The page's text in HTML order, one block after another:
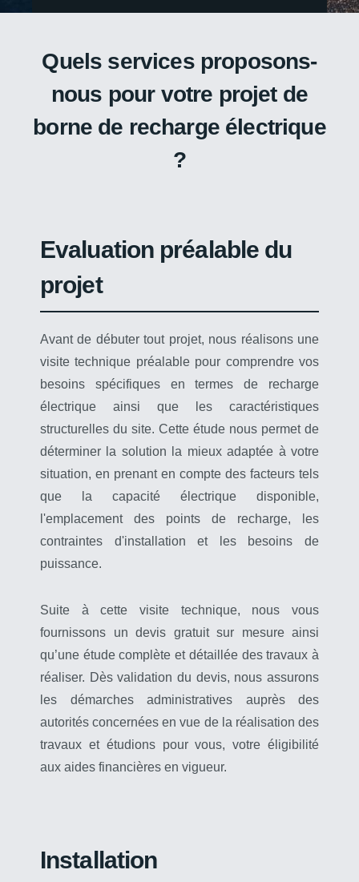
Quels services proposons-
nous pour votre projet de
borne de recharge électrique
?
Evaluation préalable du
projet
Avant de débuter tout projet, nous réalisons une
visite technique préalable pour comprendre vos
besoins spécifiques en termes de recharge
électrique ainsi que les caractéristiques
structurelles du site. Cette étude nous permet de
déterminer la solution la mieux adaptée à votre
situation, en prenant en compte des facteurs tels
que la capacité électrique disponible,
l'emplacement des points de recharge, les
contraintes d'installation et les besoins de
puissance.
Suite à cette visite technique, nous vous
fournissons un devis gratuit sur mesure ainsi
qu’une étude complète et détaillée des travaux à
réaliser. Dès validation du devis, nous assurons
les démarches administratives auprès des
autorités concernées en vue de la réalisation des
travaux et étudions pour vous, votre éligibilité
aux aides financières en vigueur.
Installation